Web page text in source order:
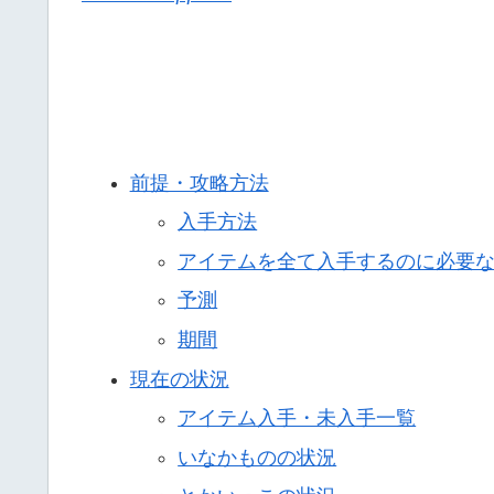
前提・攻略方法
入手方法
アイテムを全て入手するのに必要
予測
期間
現在の状況
アイテム入手・未入手一覧
いなかものの状況